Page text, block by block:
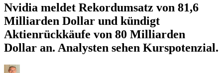
Nvidia meldet Rekordumsatz von 81,6
Milliarden Dollar und kündigt
Aktienrückkäufe von 80 Milliarden
Dollar an. Analysten sehen Kurspotenzial.